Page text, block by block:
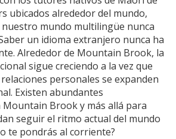
ubicados alrededor del mundo,
mundo multilingüe nunca
un idioma extranjero nunca ha
Alrededor de Mountain Brook, la
sigue creciendo a la vez que
personales se expanden
Existen abundantes
Brook y más allá para
seguir el ritmo actual del mundo
te pondrás al corriente?